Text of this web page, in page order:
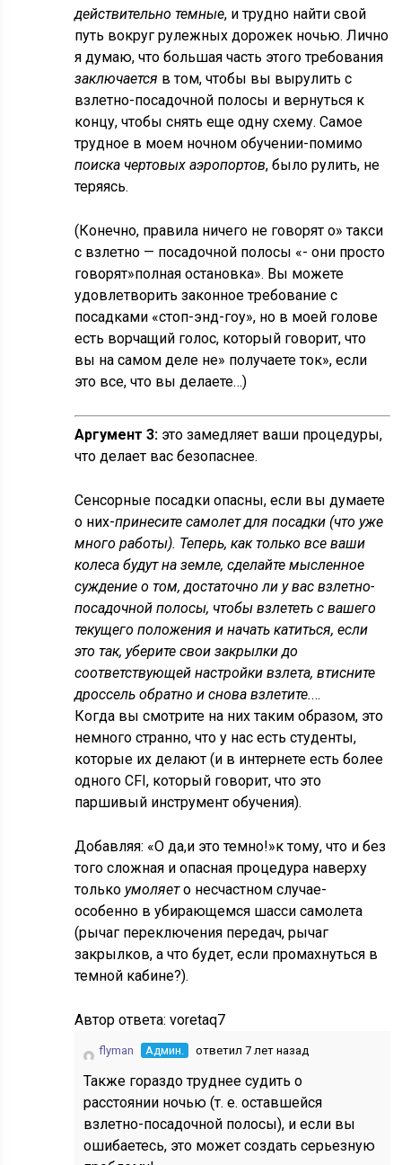
действительно темные, и трудно найти свой
путь вокруг рулежных дорожек ночью. Лично
я думаю, что большая часть этого требования
заключается в том, чтобы вы вырулить с
взлетно-посадочной полосы и вернуться к
концу, чтобы снять еще одну схему. Самое
трудное в моем ночном обучении-помимо
поиска чертовых аэропортов, было рулить, не
теряясь.
(Конечно, правила ничего не говорят о» такси
с взлетно — посадочной полосы «- они просто
говорят»полная остановка». Вы можете
удовлетворить законное требование с
посадками «стоп-энд-гоу», но в моей голове
есть ворчащий голос, который говорит, что
вы на самом деле не» получаете ток», если
это все, что вы делаете…)
Аргумент 3: это замедляет ваши процедуры,
что делает вас безопаснее.
Сенсорные посадки опасны, если вы думаете
о них-принесите самолет для посадки (что уже
много работы). Теперь, как только все ваши
колеса будут на земле, сделайте мысленное
суждение о том, достаточно ли у вас взлетно-
посадочной полосы, чтобы взлететь с вашего
текущего положения и начать катиться, если
это так, уберите свои закрылки до
соответствующей настройки взлета, втисните
дроссель обратно и снова взлетите.…
Когда вы смотрите на них таким образом, это
немного странно, что у нас есть студенты,
которые их делают (и в интернете есть более
одного CFI, который говорит, что это
паршивый инструмент обучения).
Добавляя: «О да,и это темно!»к тому, что и без
того сложная и опасная процедура наверху
только умоляето несчастном случае-
особенно в убирающемся шасси самолета
(рычаг переключения передач, рычаг
закрылков, а что будет, если промахнуться в
темной кабине?).
Автор ответа:voretaq7
flyman Админ. ответил 7 лет назад
Также гораздо труднее судить о
расстоянии ночью (т. е. оставшейся
взлетно-посадочной полосы), и если вы
ошибаетесь, это может создать серьезную